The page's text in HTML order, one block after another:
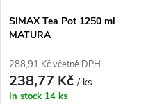
SIMAX Tea Pot 1250 ml
MATURA
288,91 Kč včetně DPH
238,77 Kč/ ks
In stock 14 ks